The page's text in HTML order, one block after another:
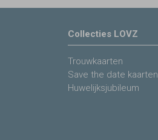
Collecties LOVZ
Trouwkaarten
Save the date kaarten
Huwelijksjubileum